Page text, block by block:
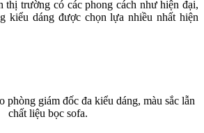
thị trường có các phong cách như hiện đại,
kiểu dáng được chọn lựa nhiều nhất hiện
phòng giám đốc đa kiểu dáng, màu sắc lẫn
chất liệu bọc sofa.